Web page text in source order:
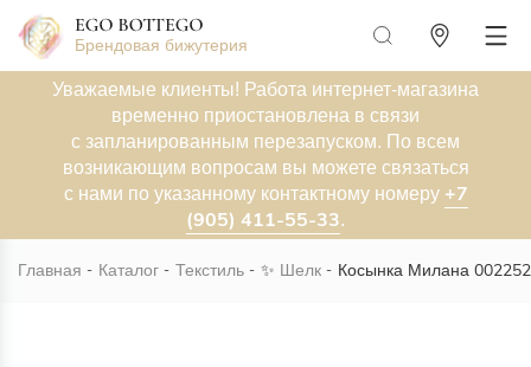
Брендовая бижутерия
Уважаемые клиенты! Работа интернет-магазина
временно приостановлена в связи
с запланированным перезапуском. По всем
возникающим вопросам вы можете связаться
с нами по указанному контактному номеру +7
(905) 411-55-33.
Главная Каталог Текстиль ✨ Шелк Косынка Милана